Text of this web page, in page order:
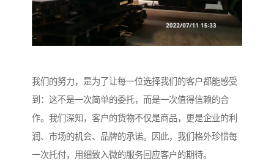
我们的努力，是为了让每一位选择我们的客户都能感受
到：这不是一次简单的委托，而是一次值得信赖的合
作。我们深知，客户的货物不仅是商品，更是企业的利
润、市场的机会、品牌的承诺。因此，我们格外珍惜每
一次托付，用细致入微的服务回应客户的期待。